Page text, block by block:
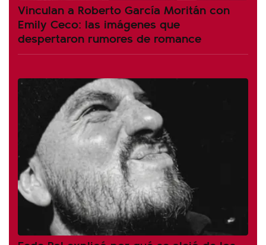
Vinculan a Roberto García Moritán con
Emily Ceco: las imágenes que
despertaron rumores de romance